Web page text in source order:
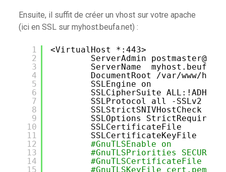
Ensuite, il suffit de créer un vhost sur votre apache
(ici en SSL sur myhost.beufa.net) :
1
2
3
4
5
6
7
8
9
10
11
12
13
14
15
<VirtualHost *:443>
ServerAdmin
ServerName
DocumentRoot /var/www/
SSLEngine on
SSLCipherSuite
SSLProtocol all -SSLv2
SSLStrictSNIVHostCheck on
SSLOptions StrictRequire
SSLCertificateFile
SSLCertificateKeyFile
#GnuTLSEnable on
#GnuTLSPriorities
#GnuTLSCertificateFile
#GnuTLSKeyFile cert.pem